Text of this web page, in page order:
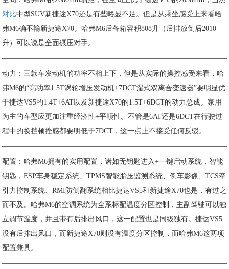
对比中型SUV新捷途X70还是有些略显不足。但是从乘坐感受上来看哈
弗M6确不输新捷途X70。哈弗M6后备箱容积808升（后排放倒后2010
升）可以说是全面碾压对手。
动力：三款车发动机的功率不相上下，但是从实际的操控感受来看，哈
弗M6的“高功率1.5T涡轮增压发动机+7DCT湿式双离合变速器”要明显优
于捷达VS5的1.4T+6AT以及新捷途X70的1.5T+6DCT的动力总成。家用
为主的车型应更加注重经济性+平顺性。不管是6AT还是6DCT在行驶过
程中的换挡顿挫感都要明低于7DCT，这一点上不接受任何反驳。
配置：哈弗M6拥有的实用配置，诸如无钥匙进入+一键启动系统，智能
钥匙，ESP车身稳定系统、TPMS智能胎压监测系统、倒车影像、TCS牵
引力控制系统、RMI防侧翻系统相比捷达VS5和新捷途X70也是，有过之
而不及。哈弗M6的空调系统为全系标配温度分区控制，主副驾驶可以独
立调节温度，并且带有后排出风口，这一配置也是同级独有。捷达VS5
没有后排出风口，而新捷途X70则没有温度分区控制，而哈弗M6这两项
配置兼具。